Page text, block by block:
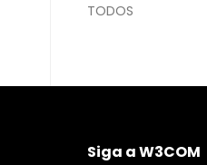
TODOS
Siga a W3COM